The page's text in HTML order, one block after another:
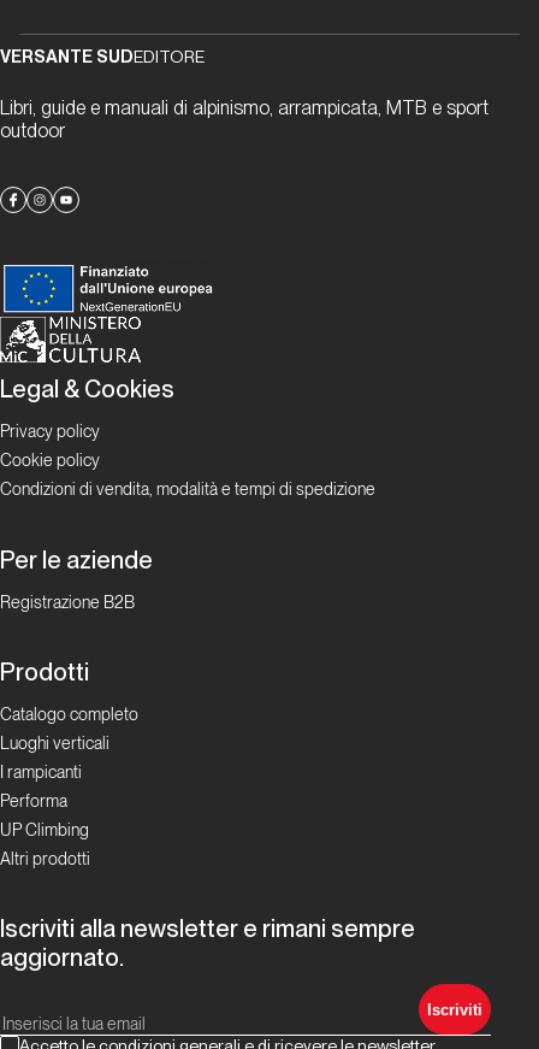
2025.
Alpinismo
Maggio
2025.
e ghiaccio
Giugno
Alpinismo
Report Alpinismo e
ghiaccio
Luglio
2025.
Alpinismo
Report Alpinismo e
ghiaccio
Agosto
Report Alpinismo e
ghiaccio
VERSANTE SUDEDITORE
Libri, guide e manuali di alpinismo, arrampicata, MTB e sport
outdoor
Legal & Cookies
Privacy policy
Cookie policy
Condizioni di vendita, modalità e tempi di spedizione
Per le aziende
Registrazione B2B
Prodotti
Catalogo completo
Luoghi verticali
I rampicanti
Performa
UP Climbing
Altri prodotti
Iscriviti alla newsletter e rimani sempre
aggiornato.
Iscriviti